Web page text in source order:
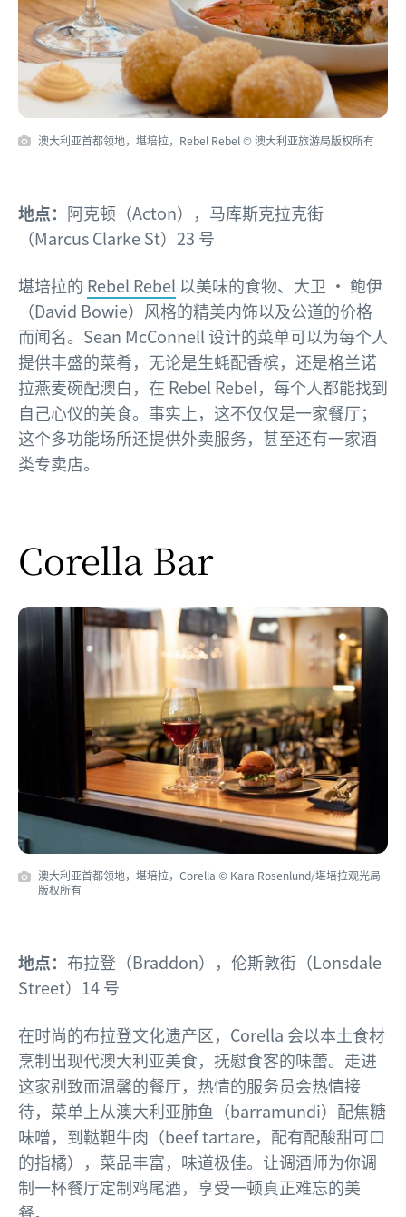
澳大利亚首都领地，堪培拉，Rebel Rebel © 澳大利亚旅游局版权所有
地点： 阿克顿（Acton），马库斯克拉克街
（Marcus Clarke St）23 号
堪培拉的 Rebel Rebel 以美味的食物、大卫 · 鲍伊
（David Bowie）风格的精美内饰以及公道的价格
而闻名。Sean McConnell 设计的菜单可以为每个人
提供丰盛的菜肴，无论是生蚝配香槟，还是格兰诺
拉燕麦碗配澳白，在 Rebel Rebel，每个人都能找到
自己心仪的美食。事实上，这不仅仅是一家餐厅；
这个多功能场所还提供外卖服务，甚至还有一家酒
类专卖店。
Corella Bar
澳大利亚首都领地，堪培拉，Corella © Kara Rosenlund/堪培拉观光局
版权所有
地点： 布拉登（Braddon），伦斯敦街（Lonsdale
Street）14 号
在时尚的布拉登文化遗产区，Corella 会以本土食材
烹制出现代澳大利亚美食，抚慰食客的味蕾。走进
这家别致而温馨的餐厅，热情的服务员会热情接
待，菜单上从澳大利亚肺鱼（barramundi）配焦糖
味噌，到鞑靼牛肉（beef tartare，配有配酸甜可口
的指橘），菜品丰富，味道极佳。让调酒师为你调
制一杯餐厅定制鸡尾酒，享受一顿真正难忘的美